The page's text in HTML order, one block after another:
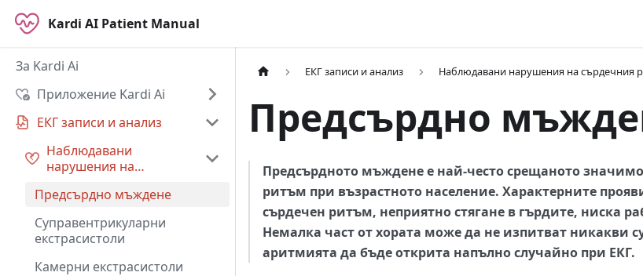
Kardi AI Patient Manual
За Kardi Ai
Приложение Kardi Ai
ЕКГ записи и анализ
Наблюдавани
нарушения на
Предсърдно мъждене
Суправентрикуларни
екстрасистоли
Камерни екстрасистоли
ЕКГ записи и анализ Наблюдавани нарушения на сърдечния
Предсърдно
Предсърдното мъждене е най-често срещаното
ритъм при възрастното население. Характерните
сърдечен ритъм, неприятно стягане в гърдите, ниска
Немалка част от хората може да не изпитват никакви
аритмията да бъде открита напълно случайно при ЕКГ.